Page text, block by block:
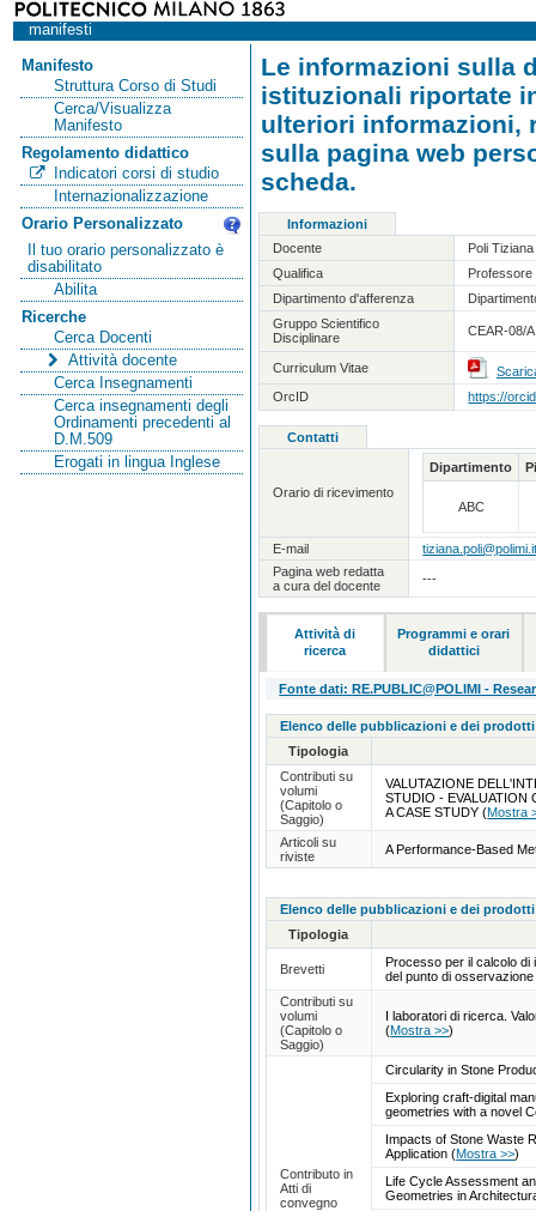
manifesti
Manifesto
Struttura Corso di Studi
Cerca/Visualizza
Manifesto
Regolamento didattico
Indicatori corsi di studio
Internazionalizzazione
Orario Personalizzato
Il tuo orario personalizzato è
disabilitato
Abilita
Ricerche
Cerca Docenti
Attività docente
Cerca Insegnamenti
Cerca insegnamenti degli
Ordinamenti precedenti al
D.M.509
Erogati in lingua Inglese
Le informazioni sulla
istituzionali riportate
ulteriori informazioni,
sulla pagina web
scheda.
Informazioni
Docente
Poli Tiziana
Qualifica
Professore
Dipartimento d'afferenza
Gruppo Scientifico
Disciplinare
CEAR-08/
Curriculum Vitae
OrcID
https://
Contatti
Orario di ricevimento
Dipartimento
ABC
E-mail
Pagina web redatta
a cura del docente
---
Attività di
ricerca
Programmi e orari
didattici
Fonte dati: RE.PUBLIC@POLIMI -
Elenco delle pubblicazioni e dei
Tipologia
Contributi su
volumi
(Capitolo o
Saggio)
VALUTAZIONE
STUDIO - EVALUATION
A CASE STUDY(Mostra
Articoli su
riviste
A Performance-Based
Elenco delle pubblicazioni e dei
Tipologia
Brevetti
Processo per il calcolo di
del punto di
Contributi su
volumi
(Capitolo o
Saggio)
I laboratori di ricerca.
(Mostra >>)
Contributo in
Atti di
convegno
Circularity in Stone
Exploring craft-digital
geometries with a novel
Impacts of Stone Waste
Application(Mostra >>)
Life Cycle Assessment
Geometries in